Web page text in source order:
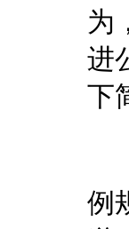
为
进
下
例